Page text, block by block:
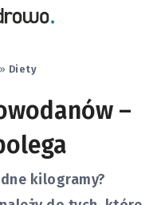
» Diety
–
kilogramy?